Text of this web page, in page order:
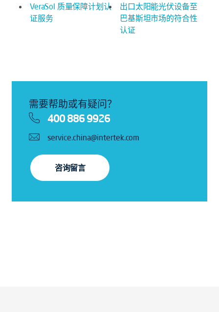
VeraSol 质量保障计划认
证服务
出口太阳能光伏设备至
巴基斯坦市场的符合性
认证
需要帮助或有疑问？
400 886 9926
service.china@intertek.com
咨询留言